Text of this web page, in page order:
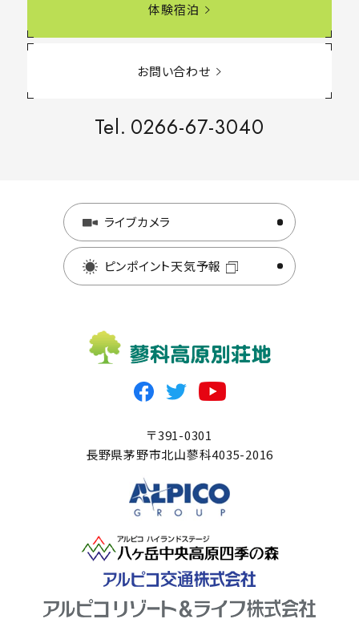
体験宿泊
お問い合わせ
Tel. 0266-67-3040
ライブカメラ
ピンポイント天気予報
〒391-0301
長野県茅野市北山蓼科4035-2016